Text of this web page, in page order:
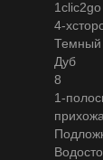
1clic2go
4-
Темный
Дуб
8
1-